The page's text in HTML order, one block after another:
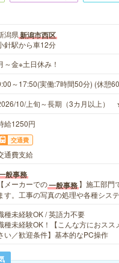
潟県新潟市西区
針駅から車12分
～金※土日休み！
～17:50(実働:7時間50分) (休憩
10/上旬～長期（3カ月以上）
給1250円
交通費
通費支給
般事務
【メーカーでの一般事務】施工部門
す。工事の写真の処理や各種シス
種未経験OK / 英語力不要
種未経験OK！【こんな方におスス
い／歓迎条件】基本的なPC操作